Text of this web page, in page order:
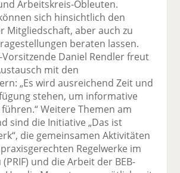
Arbeitskreis-Obleuten.
sich hinsichtlich den
Mitgliedschaft, aber auch zu
beraten lassen.
Vorsitzende Daniel Rendler freut
mit den
„Es wird ausreichend Zeit und
stehen, um informative
Weitere Themen am
sind die Initiative „Das ist
die gemeinsamen Aktivitäten
Regelwerke im
und die Arbeit der BEB-